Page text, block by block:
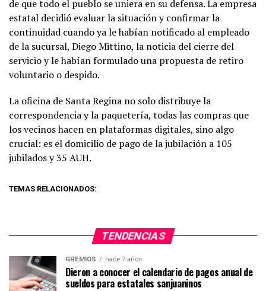
de que todo el pueblo se uniera en su defensa. La empresa
estatal decidió evaluar la situación y confirmar la
continuidad cuando ya le habían notificado al empleado
de la sucursal, Diego Mittino, la noticia del cierre del
servicio y le habían formulado una propuesta de retiro
voluntario o despido.
La oficina de Santa Regina no solo distribuye la
correspondencia y la paquetería, todas las compras que
los vecinos hacen en plataformas digitales, sino algo
crucial: es el domicilio de pago de la jubilación a 105
jubilados y 35 AUH.
TEMAS RELACIONADOS:
TENDENCIAS
GREMIOS hace 7 años
Dieron a conocer el calendario de pagos anual de
sueldos para estatales sanjuaninos